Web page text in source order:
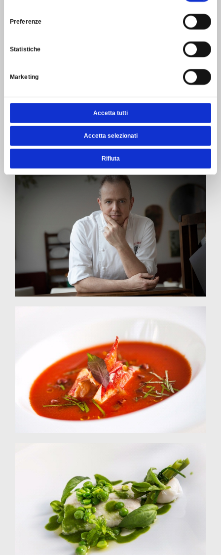
Preferenze
Statistiche
Marketing
Accetta tutti
Accetta selezionati
Rifiuta